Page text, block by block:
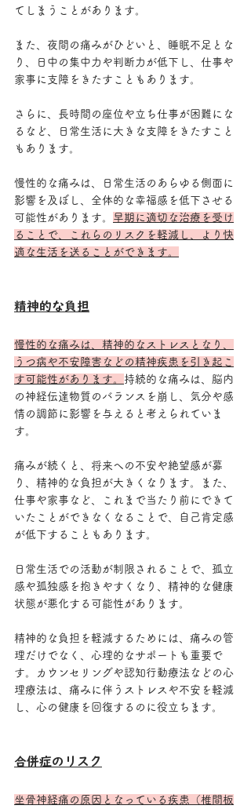
てしまうことがあります。
また、夜間の痛みがひどいと、睡眠不足とな
り、日中の集中力や判断力が低下し、仕事や
家事に支障をきたすこともあります。
さらに、長時間の座位や立ち仕事が困難にな
るなど、日常生活に大きな支障をきたすこと
もあります。
慢性的な痛みは、日常生活のあらゆる側面に
影響を及ぼし、全体的な幸福感を低下させる
可能性があります。 早期に適切な治療を受け
ることで、これらのリスクを軽減し、より快
適な生活を送ることができます。
精神的な負担
慢性的な痛みは、精神的なストレスとなり、
うつ病や不安障害などの精神疾患を引き起こ
す可能性があります。 持続的な痛みは、脳内
の神経伝達物質のバランスを崩し、気分や感
情の調節に影響を与えると考えられていま
す。
痛みが続くと、将来への不安や絶望感が募
り、精神的な負担が大きくなります。また、
仕事や家事など、これまで当たり前にできて
いたことができなくなることで、自己肯定感
が低下することもあります。
日常生活での活動が制限されることで、孤立
感や孤独感を抱きやすくなり、精神的な健康
状態が悪化する可能性があります。
精神的な負担を軽減するためには、痛みの管
理だけでなく、心理的なサポートも重要で
す。カウンセリングや認知行動療法などの心
理療法は、痛みに伴うストレスや不安を軽減
し、心の健康を回復するのに役立ちます。
合併症のリスク
坐骨神経痛の原因となっている疾患（椎間板